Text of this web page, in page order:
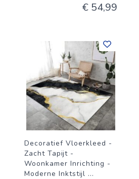
€ 54,99
Decoratief Vloerkleed -
Zacht Tapijt -
Woonkamer Inrichting -
Moderne Inktstijl ...